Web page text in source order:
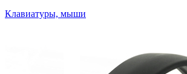
Клавиатуры, мыши